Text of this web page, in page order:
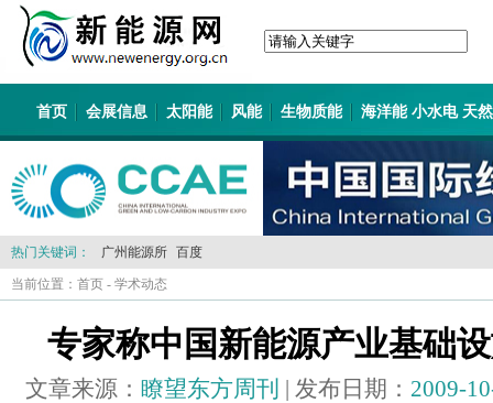
首页 会展信息 太阳能 风能 生物质能 海洋能 小水电 天
热门关键词： 广州能源所 百度
当前位置： 首页 - 学术动态
专家称中国新能源产业基础
文章来源： 瞭望东方周刊 | 发布日期： 2009-